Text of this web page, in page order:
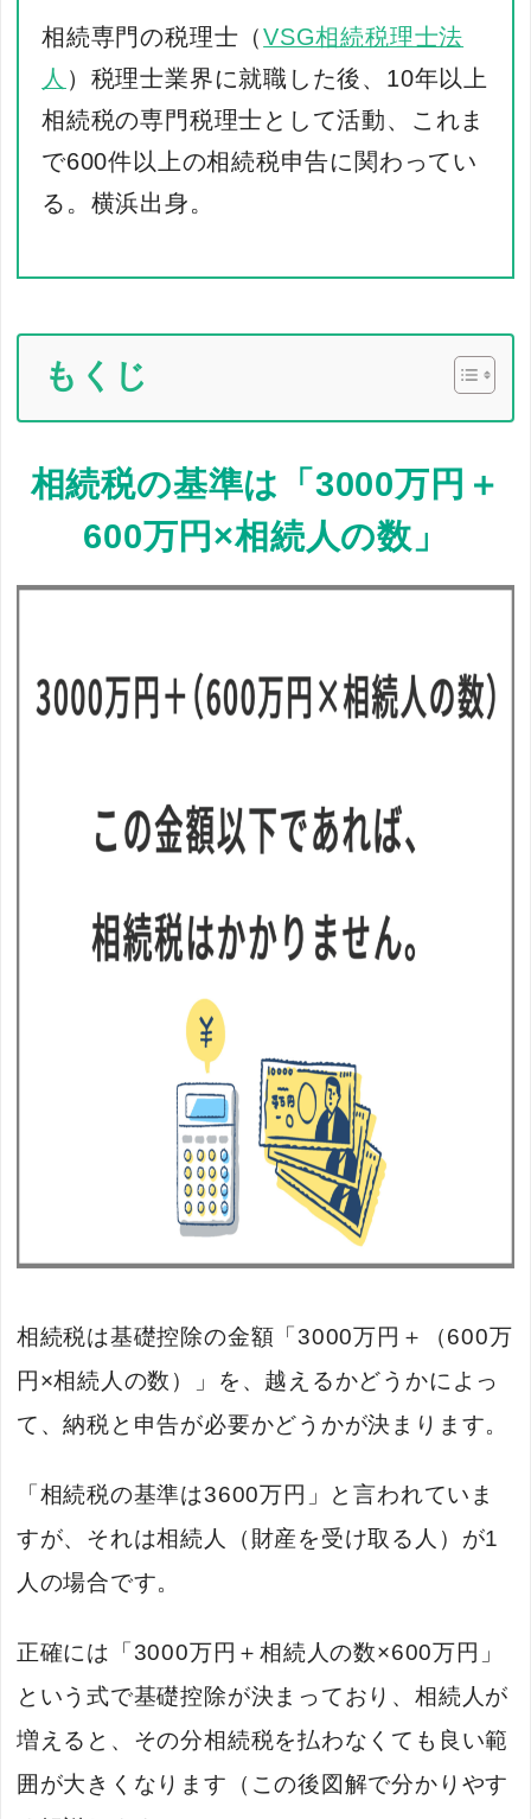
相続専門の税理士（VSG相続税理士法
人 ）税理士業界に就職した後、10年以上
相続税の専門税理士として活動、これま
で600件以上の相続税申告に関わってい
る。横浜出身。
もくじ
相続税の基準は「3000万円＋
600万円×相続人の数」
相続税は基礎控除の金額「3000万円＋（600万
円×相続人の数）」を、越えるかどうかによっ
て、納税と申告が必要かどうかが決まります。
「相続税の基準は3600万円」と言われていま
すが、それは相続人（財産を受け取る人）が1
人の場合です。
正確には「3000万円＋相続人の数×600万円」
という式で基礎控除が決まっており、相続人が
増えると、その分相続税を払わなくても良い範
囲が大きくなります（この後図解で分かりやす